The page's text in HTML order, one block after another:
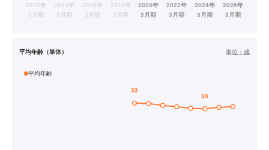
平均年齢（単体） 単位： 歳
平均年齢